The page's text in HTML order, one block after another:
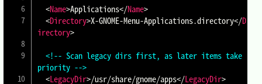
<Name>Applications</Name>
<Directory>X-GNOME-Menu-Applications.directory</D
irectory>
<!-- Scan legacy dirs first, as later items take
priority -->
<LegacyDir>/usr/share/gnome/apps</LegacyDir>